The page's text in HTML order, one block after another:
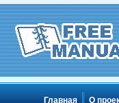
Главная О